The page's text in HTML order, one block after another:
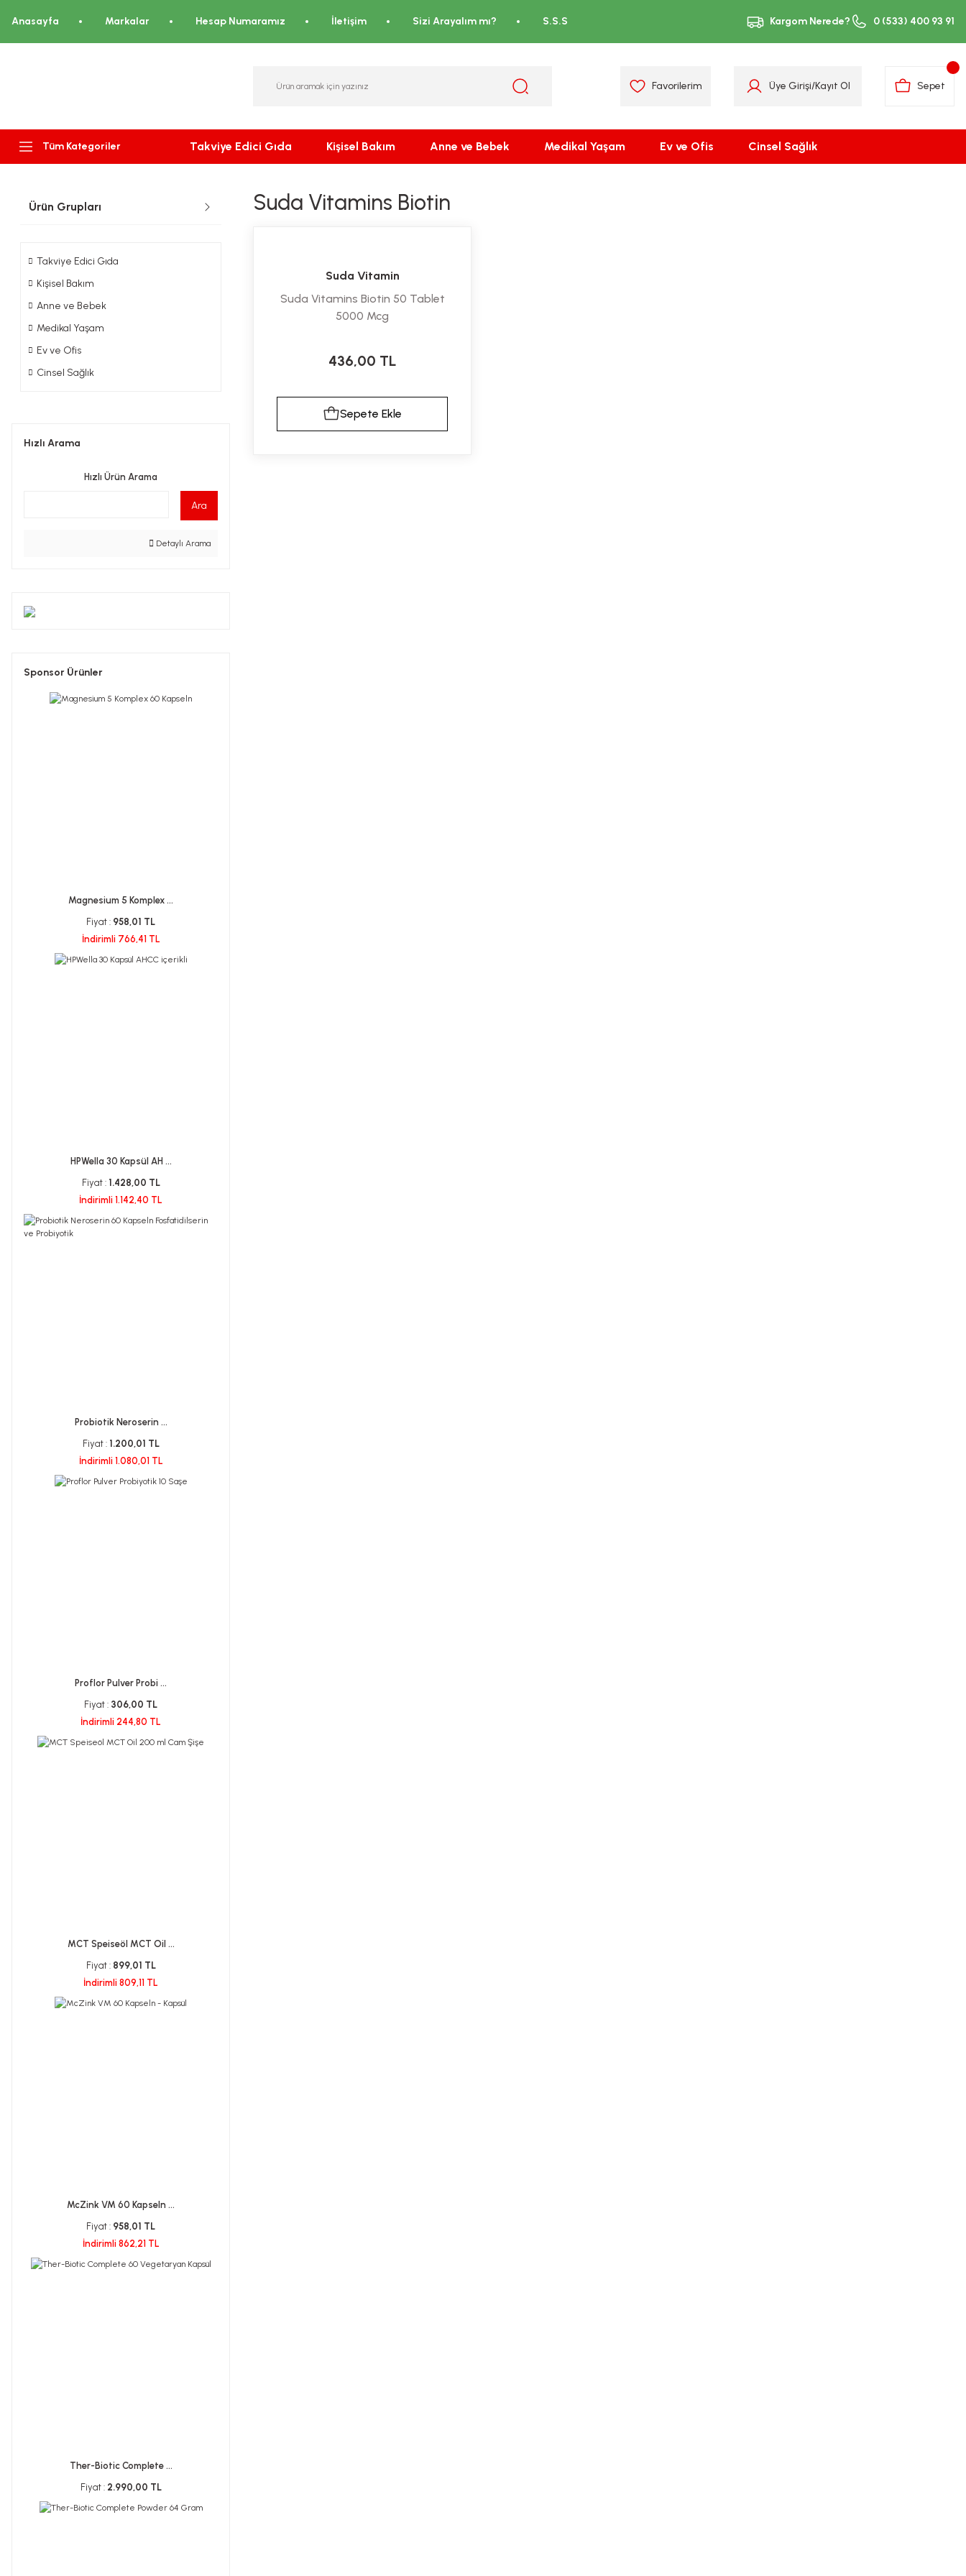
Anasayfa Markalar Hesap Numaramız İletişim Sizi Arayalım mı? S.S.S Kargom Nerede? 0 (533) 400 93 91
Favorilerim Üye Girişi/Kayıt Ol Sepet
Tüm Kategoriler Takviye Edici Gıda Kişisel Bakım Anne ve Bebek Medikal Yaşam Ev ve Ofis Cinsel Sağlık
Ürün Grupları
Takviye Edici Gıda
Kişisel Bakım
Anne ve Bebek
Medikal Yaşam
Ev ve Ofis
Cinsel Sağlık
Hızlı Arama
Hızlı Ürün Arama
Ara
Detaylı Arama
Sponsor Ürünler
Magnesium 5 Komplex ...
Fiyat : 958,01 TL
İndirimli 766,41 TL
HPWella 30 Kapsül AH ...
Fiyat : 1.428,00 TL
İndirimli 1.142,40 TL
Probiotik Neroserin ...
Fiyat : 1.200,01 TL
İndirimli 1.080,01 TL
Proflor Pulver Probi ...
Fiyat : 306,00 TL
İndirimli 244,80 TL
MCT Speiseöl MCT Oil ...
Fiyat : 899,01 TL
İndirimli 809,11 TL
McZink VM 60 Kapseln ...
Fiyat : 958,01 TL
İndirimli 862,21 TL
Ther-Biotic Complete ...
Fiyat : 2.990,00 TL
Suda Vitamins Biotin
Suda Vitamin
Suda Vitamins Biotin 50 Tablet
5000 Mcg
436,00 TL
Sepete Ekle